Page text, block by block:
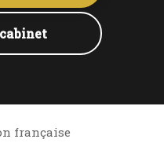
française